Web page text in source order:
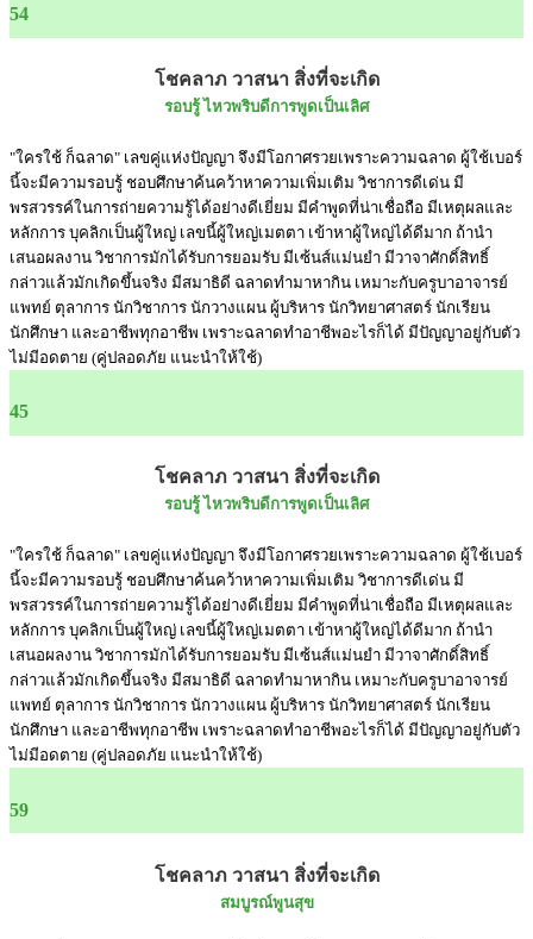
54
โชคลาภ วาสนา สิ่งที่จะเกิด
รอบรู้ ไหวพริบดีการพูดเป็นเลิศ
"ใครใช้ ก็ฉลาด" เลขคู่แห่งปัญญา จึงมีโอกาศรวยเพราะความฉลาด ผู้ใช้เบอร์
นี้จะมีความรอบรู้ ชอบศึกษาค้นคว้าหาความเพิ่มเติม วิชาการดีเด่น มี
พรสวรรค์ในการถ่ายความรู้ได้อย่างดีเยี่ยม มีคำพูดที่น่าเชื่อถือ มีเหตุผลและ
หลักการ บุคลิกเป็นผู้ใหญ่ เลขนี้ผู้ใหญ่เมตตา เข้าหาผู้ใหญ่ได้ดีมาก ถ้านำ
เสนอผลงาน วิชาการมักได้รับการยอมรับ มีเซ้นส์แม่นยำ มีวาจาศักดิ์สิทธิ์
กล่าวแล้วมักเกิดขึ้นจริง มีสมาธิดี ฉลาดทำมาหากิน เหมาะกับครูบาอาจารย์
แพทย์ ตุลาการ นักวิชาการ นักวางแผน ผู้บริหาร นักวิทยาศาสตร์ นักเรียน
นักศึกษา และอาชีพทุกอาชีพ เพราะฉลาดทำอาชีพอะไรก็ได้ มีปัญญาอยู่กับตัว
ไม่มีอดตาย (คู่ปลอดภัย แนะนำให้ใช้)
45
โชคลาภ วาสนา สิ่งที่จะเกิด
รอบรู้ ไหวพริบดีการพูดเป็นเลิศ
"ใครใช้ ก็ฉลาด" เลขคู่แห่งปัญญา จึงมีโอกาศรวยเพราะความฉลาด ผู้ใช้เบอร์
นี้จะมีความรอบรู้ ชอบศึกษาค้นคว้าหาความเพิ่มเติม วิชาการดีเด่น มี
พรสวรรค์ในการถ่ายความรู้ได้อย่างดีเยี่ยม มีคำพูดที่น่าเชื่อถือ มีเหตุผลและ
หลักการ บุคลิกเป็นผู้ใหญ่ เลขนี้ผู้ใหญ่เมตตา เข้าหาผู้ใหญ่ได้ดีมาก ถ้านำ
เสนอผลงาน วิชาการมักได้รับการยอมรับ มีเซ้นส์แม่นยำ มีวาจาศักดิ์สิทธิ์
กล่าวแล้วมักเกิดขึ้นจริง มีสมาธิดี ฉลาดทำมาหากิน เหมาะกับครูบาอาจารย์
แพทย์ ตุลาการ นักวิชาการ นักวางแผน ผู้บริหาร นักวิทยาศาสตร์ นักเรียน
นักศึกษา และอาชีพทุกอาชีพ เพราะฉลาดทำอาชีพอะไรก็ได้ มีปัญญาอยู่กับตัว
ไม่มีอดตาย (คู่ปลอดภัย แนะนำให้ใช้)
59
โชคลาภ วาสนา สิ่งที่จะเกิด
สมบูรณ์พูนสุข